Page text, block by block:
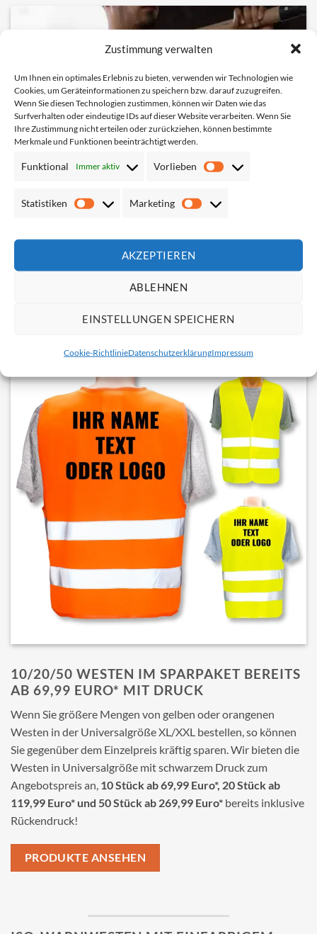
Zustimmung verwalten
Um Ihnen ein optimales Erlebnis zu bieten, verwenden wir Technologien wie
Cookies, um Geräteinformationen zu speichern bzw. darauf zuzugreifen.
Wenn Sie diesen Technologien zustimmen, können wir Daten wie das
Surfverhalten oder eindeutige IDs auf dieser Website verarbeiten. Wenn Sie
Ihre Zustimmung nicht erteilen oder zurückziehen, können bestimmte
Merkmale und Funktionen beeinträchtigt werden.
Funktional Immer aktiv Vorlieben
Vorlieben
Statistiken
Statistiken
Marketing
Marketing
AKZEPTIEREN
ABLEHNEN
EINSTELLUNGEN SPEICHERN
Cookie-RichtlinieDatenschutzerklärungImpressum
10/20/50 WESTEN IM SPARPAKET BEREITS
AB 69,99 EURO* MIT DRUCK
Wenn Sie größere Mengen von gelben oder orangenen
Westen in der Universalgröße XL/XXL bestellen, so können
Sie gegenüber dem Einzelpreis kräftig sparen. Wir bieten die
Westen in Universalgröße mit schwarzem Druck zum
Angebotspreis an, 10 Stück ab 69,99 Euro*, 20 Stück ab
119,99 Euro* und 50 Stück ab 269,99 Euro* bereits inklusive
Rückendruck!
PRODUKTE ANSEHEN